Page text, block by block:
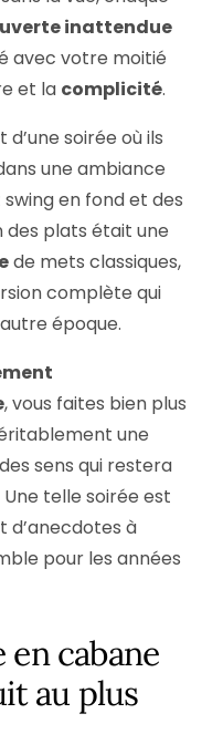
inattendue
avec votre moitié
et la complicité.
soirée où ils
une ambiance
swing en fond et des
des plats était une
de mets classiques,
complète qui
époque.
, vous faites bien plus
une
sens qui restera
telle soirée est
d’anecdotes à
pour les années
en cabane
au plus